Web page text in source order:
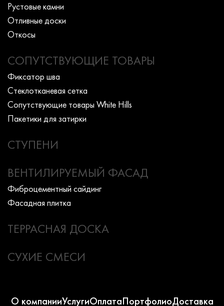
Рустовые камни
Отливные доски
Откосы
СОПУТСТВУЮЩИЕ ТОВАРЫ
Фиксатор шва
Стеклотканевая сетка
Сопутствующие товары White Hills
Пакетики для затирки
СТУПЕНИ
ВЕНТИЛИРУЕМЫЙ ФАСАД
Фиброцементный сайдинг
Фасадная плитка
ТЕРРАСНАЯ ДОСКА
СУХИЕ СМЕСИ
О компанииУслугиОплатаПортфолиоДоставка